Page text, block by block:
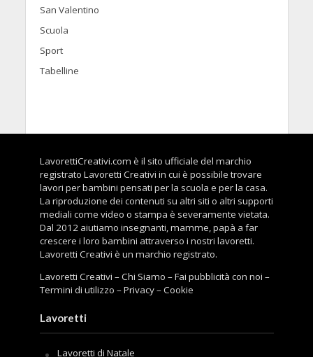
San Valentino
Scuola
Sport
Tabelline
LavorettiCreativi.com è il sito ufficiale del marchio
registrato Lavoretti Creativi in cui è possibile trovare
lavori per bambini pensati per la scuola e per la casa.
La riproduzione dei contenuti su altri siti o altri supporti
mediali come video o stampa è severamente vietata.
Dal 2012 aiutiamo insegnanti, mamme, papà a far
crescere i loro bambini attraverso i nostri lavoretti.
Lavoretti Creativi è un marchio registrato.
Lavoretti Creativi –Chi Siamo –Fai pubblicità con noi –
Termini di utilizzo –Privacy–Cookie
Lavoretti
Lavoretti di Natale